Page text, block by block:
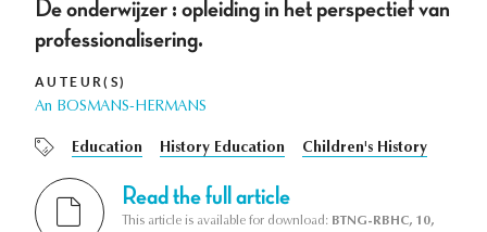
De onderwijzer : opleiding in het perspectief van
professionalisering.
AUTEUR(S)
An BOSMANS-HERMANS
Education History Education Children's History
Read the full article
This article is available for download: BTNG-RBHC, 10,